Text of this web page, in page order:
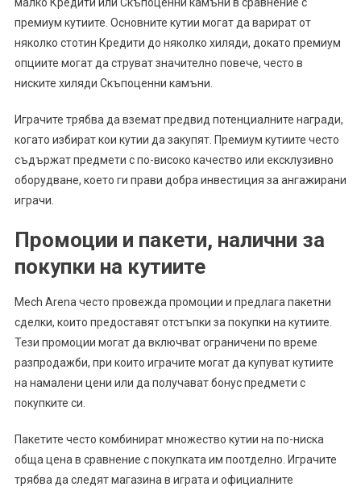
малко Кредити или Скъпоценни камъни в сравнение с
премиум кутиите. Основните кутии могат да варират от
няколко стотин Кредити до няколко хиляди, докато премиум
опциите могат да струват значително повече, често в
ниските хиляди Скъпоценни камъни.
Играчите трябва да вземат предвид потенциалните награди,
когато избират кои кутии да закупят. Премиум кутиите често
съдържат предмети с по-високо качество или ексклузивно
оборудване, което ги прави добра инвестиция за ангажирани
играчи.
Промоции и пакети, налични за
покупки на кутиите
Mech Arena често провежда промоции и предлага пакетни
сделки, които предоставят отстъпки за покупки на кутиите.
Тези промоции могат да включват ограничени по време
разпродажби, при които играчите могат да купуват кутиите
на намалени цени или да получават бонус предмети с
покупките си.
Пакетите често комбинират множество кутии на по-ниска
обща цена в сравнение с покупката им поотделно. Играчите
трябва да следят магазина в играта и официалните